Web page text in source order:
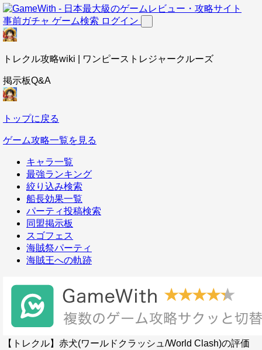
事前ガチャ ゲーム検索 ログイン
トレクル攻略wiki | ワンピーストレジャークルーズ
掲示板Q&A
トップに戻る
ゲーム攻略一覧を見る
キャラ一覧
最強ランキング
絞り込み検索
船長効果一覧
パーティ投稿検索
同盟掲示板
スゴフェス
海賊祭パーティ
海賊王への軌跡
【トレクル】赤犬(ワールドクラッシュ/World Clash)の評価